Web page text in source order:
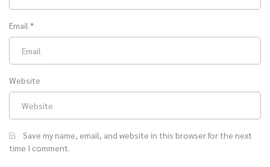
Email *
Website
Save my name, email, and website in this browser for the next
time I comment.